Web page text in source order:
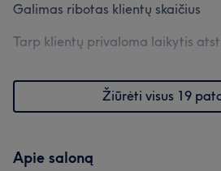
Galimas ribotas klientų skaičius
Tarp klientų privaloma laikytis
Žiūrėti visus 19
Apie saloną